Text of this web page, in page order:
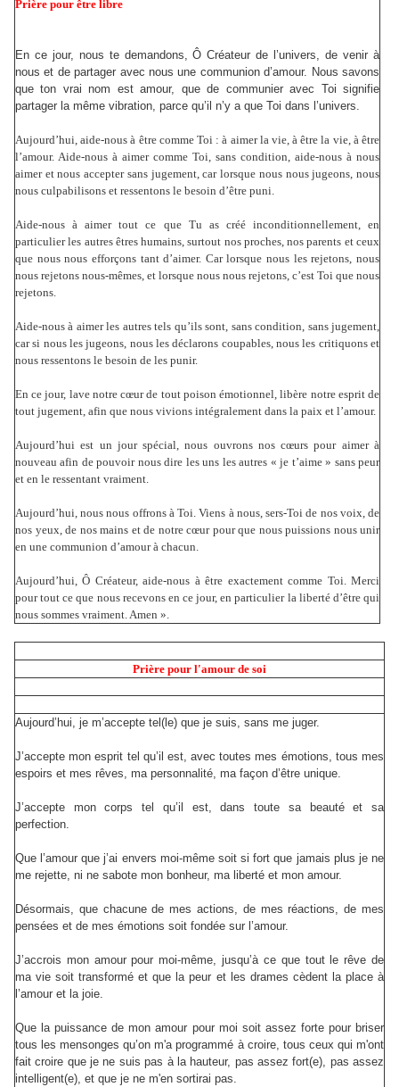
Prière pour être libre
En ce jour, nous te demandons, Ô Créateur de l’univers, de venir à
nous et de partager avec nous une communion d’amour. Nous savons
que ton vrai nom est amour, que de communier avec Toi signifie
partager la même vibration, parce qu’il n’y a que Toi dans l’univers.
Aujourd’hui, aide-nous à être comme Toi : à aimer la vie, à être la vie, à être
l’amour. Aide-nous à aimer comme Toi, sans condition, aide-nous à nous
aimer et nous accepter sans jugement, car lorsque nous nous jugeons, nous
nous culpabilisons et ressentons le besoin d’être puni.
Aide-nous à aimer tout ce que Tu as créé inconditionnellement, en
particulier les autres êtres humains, surtout nos proches, nos parents et ceux
que nous nous efforçons tant d’aimer. Car lorsque nous les rejetons, nous
nous rejetons nous-mêmes, et lorsque nous nous rejetons, c’est Toi que nous
rejetons.
Aide-nous à aimer les autres tels qu’ils sont, sans condition, sans jugement,
car si nous les jugeons, nous les déclarons coupables, nous les critiquons et
nous ressentons le besoin de les punir.
En ce jour, lave notre cœur de tout poison émotionnel, libère notre esprit de
tout jugement, afin que nous vivions intégralement dans la paix et l’amour.
Aujourd’hui est un jour spécial, nous ouvrons nos cœurs pour aimer à
nouveau afin de pouvoir nous dire les uns les autres « je t’aime » sans peur
et en le ressentant vraiment.
Aujourd’hui, nous nous offrons à Toi. Viens à nous, sers-Toi de nos voix, de
nos yeux, de nos mains et de notre cœur pour que nous puissions nous unir
en une communion d’amour à chacun.
Aujourd’hui, Ô Créateur, aide-nous à être exactement comme Toi. Merci
pour tout ce que nous recevons en ce jour, en particulier la liberté d’être qui
nous sommes vraiment. Amen ».
Prière pour l'amour de soi
Aujourd’hui, je m’accepte tel(le) que je suis, sans me juger.
J’accepte mon esprit tel qu’il est, avec toutes mes émotions, tous mes
espoirs et mes rêves, ma personnalité, ma façon d’être unique.
J’accepte mon corps tel qu’il est, dans toute sa beauté et sa
perfection.
Que l’amour que j’ai envers moi-même soit si fort que jamais plus je ne
me rejette, ni ne sabote mon bonheur, ma liberté et mon amour.
Désormais, que chacune de mes actions, de mes réactions, de mes
pensées et de mes émotions soit fondée sur l’amour.
J’accrois mon amour pour moi-même, jusqu’à ce que tout le rêve de
ma vie soit transformé et que la peur et les drames cèdent la place à
l’amour et la joie.
Que la puissance de mon amour pour moi soit assez forte pour briser
tous les mensonges qu’on m'a programmé à croire, tous ceux qui m'ont
fait croire que je ne suis pas à la hauteur, pas assez fort(e), pas assez
intelligent(e), et que je ne m'en sortirai pas.